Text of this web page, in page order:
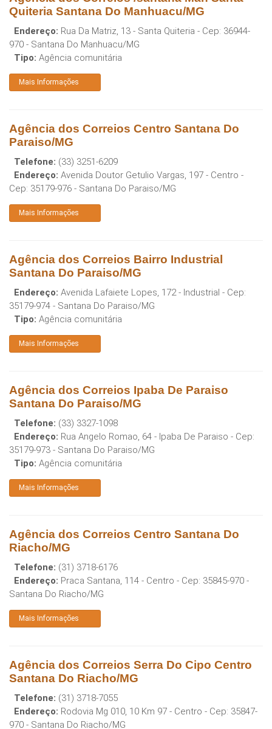
Quiteria Santana Do Manhuacu/MG
Endereço: Rua Da Matriz, 13 - Santa Quiteria - Cep: 36944-
970 - Santana Do Manhuacu/MG
Tipo: Agência comunitária
Mais Informações
Agência dos Correios Centro Santana Do
Paraiso/MG
Telefone: (33) 3251-6209
Endereço: Avenida Doutor Getulio Vargas, 197 - Centro -
Cep: 35179-976 - Santana Do Paraiso/MG
Mais Informações
Agência dos Correios Bairro Industrial
Santana Do Paraiso/MG
Endereço: Avenida Lafaiete Lopes, 172 - Industrial - Cep:
35179-974 - Santana Do Paraiso/MG
Tipo: Agência comunitária
Mais Informações
Agência dos Correios Ipaba De Paraiso
Santana Do Paraiso/MG
Telefone: (33) 3327-1098
Endereço: Rua Angelo Romao, 64 - Ipaba De Paraiso - Cep:
35179-973 - Santana Do Paraiso/MG
Tipo: Agência comunitária
Mais Informações
Agência dos Correios Centro Santana Do
Riacho/MG
Telefone: (31) 3718-6176
Endereço: Praca Santana, 114 - Centro - Cep: 35845-970 -
Santana Do Riacho/MG
Mais Informações
Agência dos Correios Serra Do Cipo Centro
Santana Do Riacho/MG
Telefone: (31) 3718-7055
Endereço: Rodovia Mg 010, 10 Km 97 - Centro - Cep: 35847-
970 - Santana Do Riacho/MG